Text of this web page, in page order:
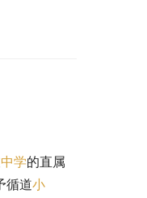
中学的直属
循道小